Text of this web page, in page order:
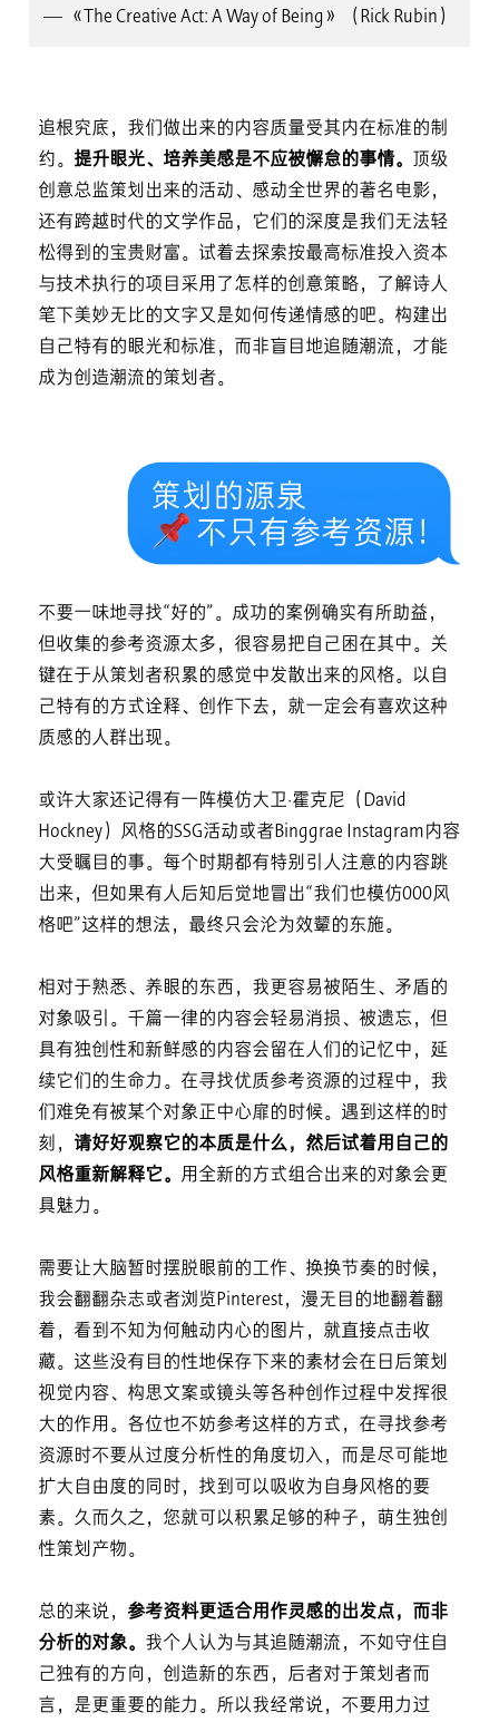
— 《The Creative Act: A Way of Being》（Rick Rubin）
追根究底，我们做出来的内容质量受其内在标准的制
约。 提升眼光、培养美感是不应被懈怠的事情。
顶级
创意总监策划出来的活动、感动全世界的著名电影，
还有跨越时代的文学作品，它们的深度是我们无法轻
松得到的宝贵财富。试着去探索按最高标准投入资本
与技术执行的项目采用了怎样的创意策略，了解诗人
笔下美妙无比的文字又是如何传递情感的吧。构建出
自己特有的眼光和标准，而非盲目地追随潮流，才能
成为创造潮流的策划者。
不要一味地寻找“好的”。成功的案例确实有所助益，
但收集的参考资源太多，很容易把自己困在其中。关
键在于从策划者积累的感觉中发散出来的风格。以自
己特有的方式诠释、创作下去，就一定会有喜欢这种
质感的人群出现。
或许大家还记得有一阵模仿大卫·霍克尼（David
Hockney）风格的SSG活动或者Binggrae Instagram内容
大受瞩目的事。每个时期都有特别引人注意的内容跳
出来，但如果有人后知后觉地冒出“我们也模仿000风
格吧”这样的想法，最终只会沦为效颦的东施。
相对于熟悉、养眼的东西，我更容易被陌生、矛盾的
对象吸引。千篇一律的内容会轻易消损、被遗忘，但
具有独创性和新鲜感的内容会留在人们的记忆中，延
续它们的生命力。在寻找优质参考资源的过程中，我
们难免有被某个对象正中心扉的时候。遇到这样的时
刻， 请好好观察它的本质是什么，然后试着用自己的
风格重新解释它。 用全新的方式组合出来的对象会更
具魅力。
需要让大脑暂时摆脱眼前的工作、换换节奏的时候，
我会翻翻杂志或者浏览Pinterest，漫无目的地翻着翻
着，看到不知为何触动内心的图片，就直接点击收
藏。这些没有目的性地保存下来的素材会在日后策划
视觉内容、构思文案或镜头等各种创作过程中发挥很
大的作用。各位也不妨参考这样的方式，在寻找参考
资源时不要从过度分析性的角度切入，而是尽可能地
扩大自由度的同时，找到可以吸收为自身风格的要
素。久而久之，您就可以积累足够的种子，萌生独创
性策划产物。
总的来说， 参考资料更适合用作灵感的出发点，而非
分析的对象。 我个人认为与其追随潮流，不如守住自
己独有的方向，创造新的东西，后者对于策划者而
言，是更重要的能力。所以我经常说，不要用力过